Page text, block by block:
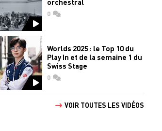
orchestral
0commentaires
Worlds 2025 : le Top 10 du
Play In et de la semaine 1 du
Swiss Stage
0commentaires
VOIR TOUTES LES VIDÉOS